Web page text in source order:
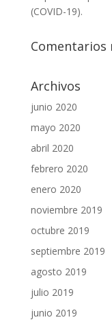
(COVID-19).
Comentarios
Archivos
junio 2020
mayo 2020
abril 2020
febrero 2020
enero 2020
noviembre 2019
octubre 2019
septiembre 2019
agosto 2019
julio 2019
junio 2019